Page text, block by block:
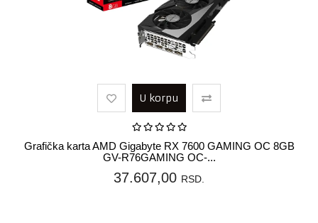
U korpu
Grafička karta AMD Gigabyte RX 7600 GAMING OC 8GB
GV-R76GAMING OC-...
37.607,00 RSD.